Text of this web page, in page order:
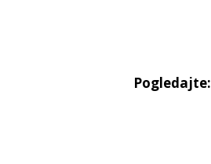
Pogledajte: